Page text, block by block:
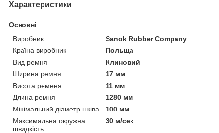
Характеристики
Основні
Виробник
Sanok Rubber Company
Країна виробник
Польща
Вид ремня
Клиновий
Ширина ремня
17 мм
Висота ременя
11 мм
Длина ремня
1280 мм
Мінімальний діаметр шківа
100 мм
Максимальна окружна
швидкість
30 м/сек